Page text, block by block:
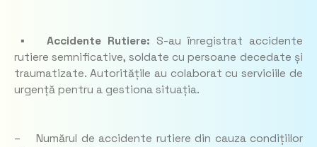
▪ Accidente Rutiere:S-au înregistrat accidente
rutiere semnificative, soldate cu persoane decedate și
traumatizate. Autoritățile au colaborat cu serviciile de
urgență pentru a gestiona situația.
– Numărul de accidente rutiere din cauza condițiilor